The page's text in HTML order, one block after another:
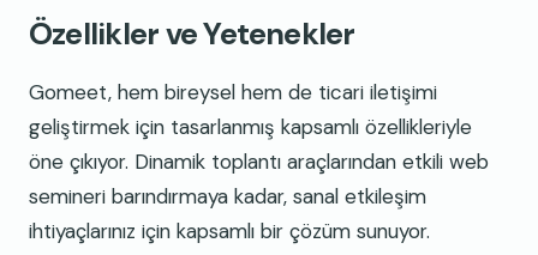
Özellikler ve Yetenekler
Gomeet, hem bireysel hem de ticari iletişimi
geliştirmek için tasarlanmış kapsamlı özellikleriyle
öne çıkıyor. Dinamik toplantı araçlarından etkili web
semineri barındırmaya kadar, sanal etkileşim
ihtiyaçlarınız için kapsamlı bir çözüm sunuyor.